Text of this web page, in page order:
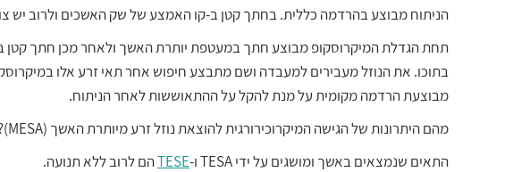
הניתוח מבוצע בהרדמה כללית. בחתך קטן ב-קו האמצע של שק האשכים ולרוב יש
תחת הגדלת המיקרוסקופ מבוצע חתך במעטפת יותרת האשך ולאחר מכן חתך קטן
מבוצעת הרדמה מקומית על מנת להקל על ההתאוששות לאחר הניתוח.
מהם היתרונות של הגישה המיקרוכירורגית להוצאת נוזל זרע מיותרת האשך (MESA)?
התאים שנמצאים באשך ומושגים על ידי TESA ו-
TESEהם לרוב ללא תנועה.